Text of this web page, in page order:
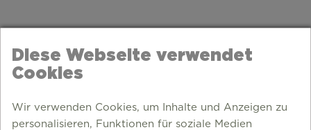
Diese Webseite verwendet
Cookies
Wir verwenden Cookies, um Inhalte und Anzeigen zu
personalisieren, Funktionen für soziale Medien